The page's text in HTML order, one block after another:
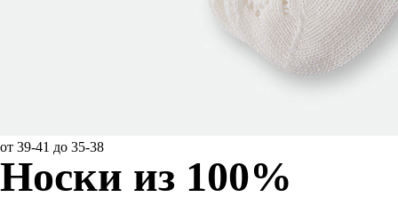
от 39-41 до 35-38
Носки из 100%